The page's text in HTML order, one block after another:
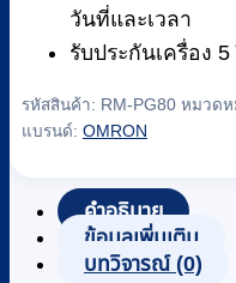
วันที่และเวลา
รับประกันเครื่อง
รหัสสินค้า: RM-PG80 หมวดห
แบรนด์: OMRON
คำอธิบาย
ข้อมูลเพิ่มเติม
บทวิจารณ์ (0)